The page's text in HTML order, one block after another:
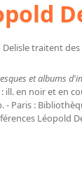
traitent des
et albums
ill. en noir et en
- Paris :
Léopold